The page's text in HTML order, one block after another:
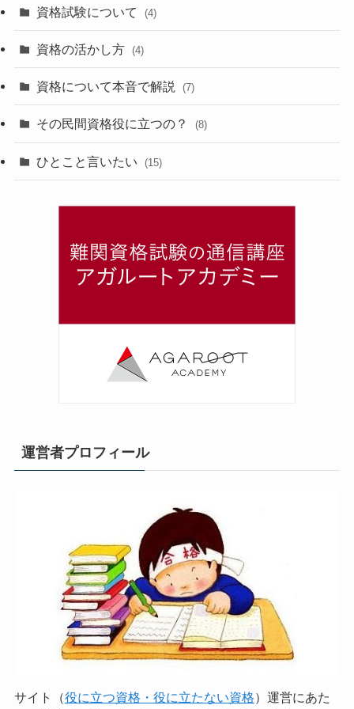
資格試験について (4)
資格の活かし方 (4)
資格について本音で解説 (7)
その民間資格役に立つの？ (8)
ひとこと言いたい (15)
運営者プロフィール
サイト（役に立つ資格・役に立たない資格）運営にあた